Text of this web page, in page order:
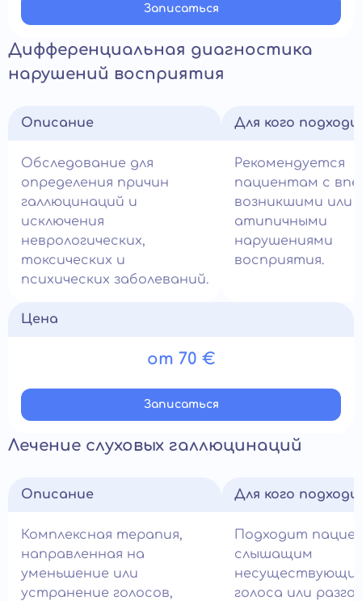
Записатьcя
Дифференциальная диагностика
нарушений восприятия
Описание
Обследование для
определения причин
галлюцинаций и
исключения
неврологических,
токсических и
психических заболеваний.
Для кого
Рекомендуется
пациентам с
возникшими или
атипичными
нарушениями
восприятия.
Цена
от 70 €
Записатьcя
Лечение слуховых галлюцинаций
Описание
Комплексная терапия,
направленная на
уменьшение или
устранение голосов,
Для кого
Подходит
слышащим
несуществующие
голоса или